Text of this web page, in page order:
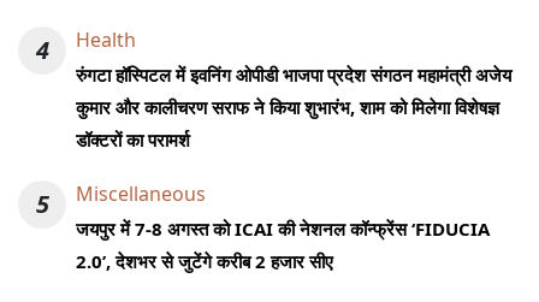
4 Health
रुंगटा हॉस्पिटल में इवनिंग ओपीडी भाजपा प्रदेश संगठन महामंत्री अजेय
कुमार और कालीचरण सराफ ने किया शुभारंभ, शाम को मिलेगा विशेषज्ञ
डॉक्टरों का परामर्श
5 Miscellaneous
जयपुर में 7-8 अगस्त को ICAI की नेशनल कॉन्फ्रेंस ‘FIDUCIA
2.0’, देशभर से जुटेंगे करीब 2 हजार सीए